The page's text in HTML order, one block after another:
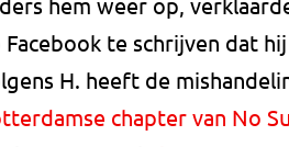
Facebook te schrijven dat
H. heeft de
chapter van No